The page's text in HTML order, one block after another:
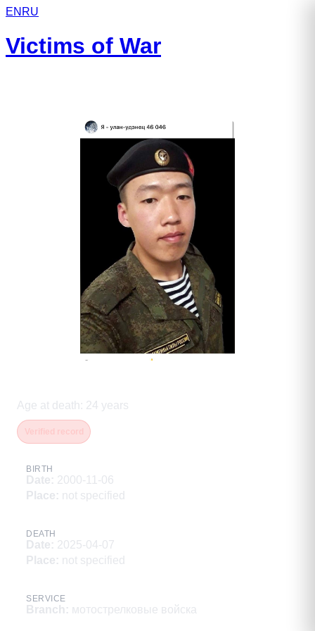
EN RU
Victims of War
Age at death : 24 years
BIRTH
Date: 2000-11-06
Place: not specified
DEATH
Date: 2025-04-07
Place: not specified
SERVICE
Branch : мотострелковые войска